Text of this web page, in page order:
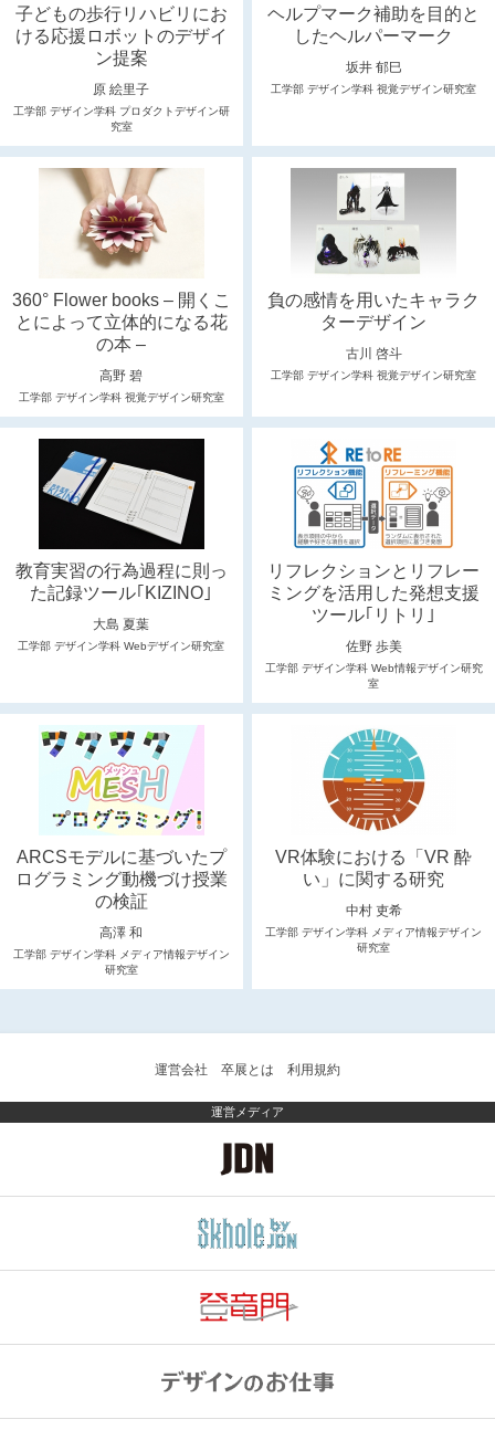
子どもの歩行リハビリにお
ける応援ロボットのデザイ
ン提案
原 絵里子
工学部 デザイン学科 プロダクトデザイン研
究室
ヘルプマーク補助を目的と
したヘルパーマーク
坂井 郁巳
工学部 デザイン学科 視覚デザイン研究室
360° Flower books – 開くこ
とによって立体的になる花
の本 –
高野 碧
工学部 デザイン学科 視覚デザイン研究室
負の感情を用いたキャラク
ターデザイン
古川 啓斗
工学部 デザイン学科 視覚デザイン研究室
教育実習の行為過程に則っ
た記録ツール｢KIZINO｣
大島 夏葉
工学部 デザイン学科 Webデザイン研究室
リフレクションとリフレー
ミングを活用した発想支援
ツール｢リトリ｣
佐野 歩美
工学部 デザイン学科 Web情報デザイン研究
室
ARCSモデルに基づいたプ
ログラミング動機づけ授業
の検証
高澤 和
工学部 デザイン学科 メディア情報デザイン
研究室
VR体験における「VR 酔
い」に関する研究
中村 吏希
工学部 デザイン学科 メディア情報デザイン
研究室
運営会社 卒展とは 利用規約
運営メディア